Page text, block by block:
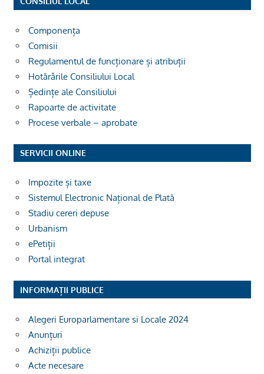
Componența
Comisii
Regulamentul de funcționare și atribuții
Hotărârile Consiliului Local
Ședințe ale Consiliului
Rapoarte de activitate
Procese verbale – aprobate
SERVICII ONLINE
Impozite și taxe
Sistemul Electronic Național de Plată
Stadiu cereri depuse
Urbanism
ePetiții
Portal integrat
INFORMAȚII PUBLICE
Alegeri Europarlamentare si Locale 2024
Anunțuri
Achiziții publice
Acte necesare